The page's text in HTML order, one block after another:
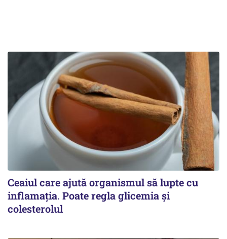
Ceaiul care ajută organismul să lupte cu
inflamația. Poate regla glicemia și
colesterolul